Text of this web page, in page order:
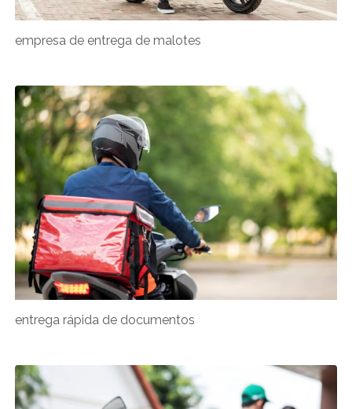
empresa de entrega de malotes
entrega rápida de documentos